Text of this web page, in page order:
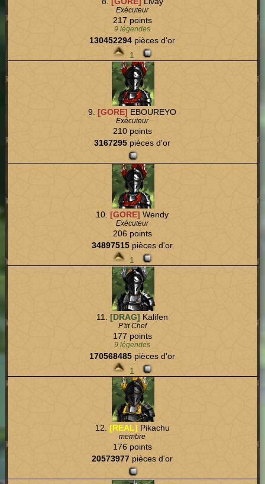
Exécuteur
217 points
9 légendes
130452294 pièces d'or
1
9.[GORE] EBOUREYO
Exécuteur
210 points
3167295 pièces d'or
10.[GORE] Wendy
Exécuteur
206 points
34897515 pièces d'or
1
11.[DRAG] Kalifen
P'tit Chef
177 points
9 légendes
170568485 pièces d'or
1
12. [REAL] Pikachu
membre
176 points
20573977 pièces d'or